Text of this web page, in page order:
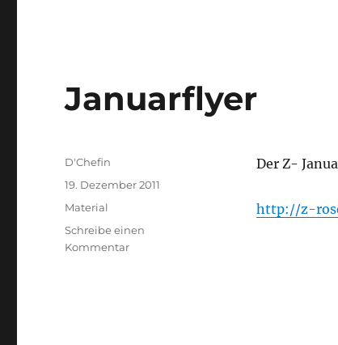
Januarflyer
Der Z-
http://z-
Autor
D'Chefin
Veröffentlicht
19. Dezember 2011
Kategorien
Material
Schreibe einen
Kommentarzu